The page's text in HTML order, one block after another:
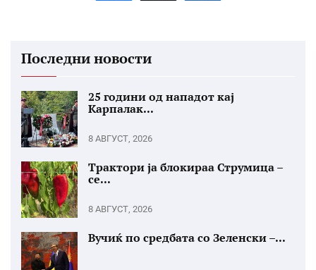
Последни новости
25 години од нападот кај
Карпалак...
8 АВГУСТ, 2026
Трактори ја блокираа Струмица –
се...
8 АВГУСТ, 2026
Вучиќ по средбата со Зеленски –...